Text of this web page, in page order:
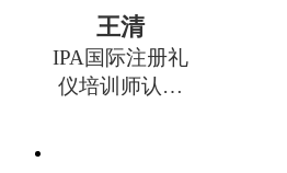
王清
IPA国际注册礼
仪培训师认证